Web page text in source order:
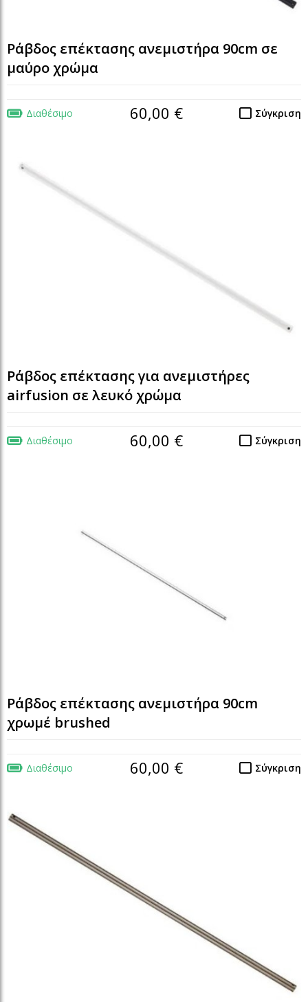
Ράβδος επέκτασης ανεμιστήρα 90cm σε
μαύρο χρώμα
Διαθέσιμο Σύγκριση
60,00 €
Ράβδος επέκτασης για ανεμιστήρες
airfusion σε λευκό χρώμα
Διαθέσιμο Σύγκριση
60,00 €
Ράβδος επέκτασης ανεμιστήρα 90cm
χρωμέ brushed
Διαθέσιμο Σύγκριση
60,00 €